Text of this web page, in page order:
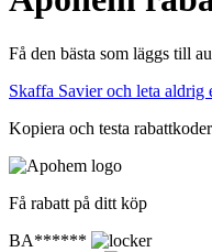
Få den bästa som läggs till
Skaffa Savier och leta aldrig
Kopiera och testa
Få rabatt på ditt köp
BA******